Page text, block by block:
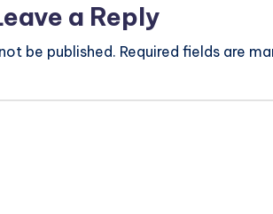
a Reply
be published. Required fields are